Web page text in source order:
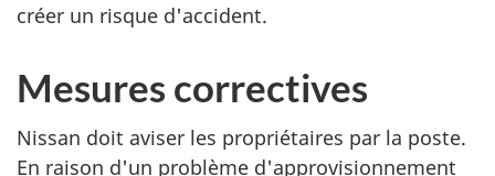
créer un risque d'accident.
Mesures correctives
Nissan doit aviser les propriétaires par la poste.
En raison d'un problème d'approvisionnement